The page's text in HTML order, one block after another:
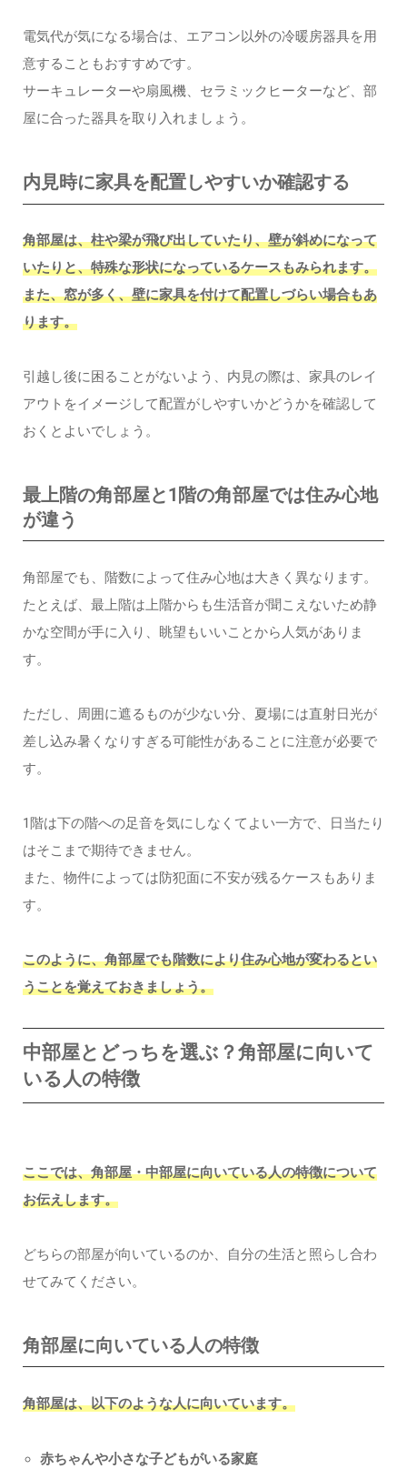
電気代が気になる場合は、エアコン以外の冷暖房器具を用
意することもおすすめです。
サーキュレーターや扇風機、セラミックヒーターなど、部
屋に合った器具を取り入れましょう。
内見時に家具を配置しやすいか確認する
角部屋は、柱や梁が飛び出していたり、壁が斜めになって
いたりと、特殊な形状になっているケースもみられます。
また、窓が多く、壁に家具を付けて配置しづらい場合もあ
ります。
引越し後に困ることがないよう、内見の際は、家具のレイ
アウトをイメージして配置がしやすいかどうかを確認して
おくとよいでしょう。
最上階の角部屋と1階の角部屋では住み心地
が違う
角部屋でも、階数によって住み心地は大きく異なります。
たとえば、最上階は上階からも生活音が聞こえないため静
かな空間が手に入り、眺望もいいことから人気がありま
す。
ただし、周囲に遮るものが少ない分、夏場には直射日光が
差し込み暑くなりすぎる可能性があることに注意が必要で
す。
1階は下の階への足音を気にしなくてよい一方で、日当たり
はそこまで期待できません。
また、物件によっては防犯面に不安が残るケースもありま
す。
このように、角部屋でも階数により住み心地が変わるとい
うことを覚えておきましょう。
中部屋とどっちを選ぶ？角部屋に向いて
いる人の特徴
ここでは、角部屋・中部屋に向いている人の特徴について
お伝えします。
どちらの部屋が向いているのか、自分の生活と照らし合わ
せてみてください。
角部屋に向いている人の特徴
角部屋は、以下のような人に向いています。
赤ちゃんや小さな子どもがいる家庭